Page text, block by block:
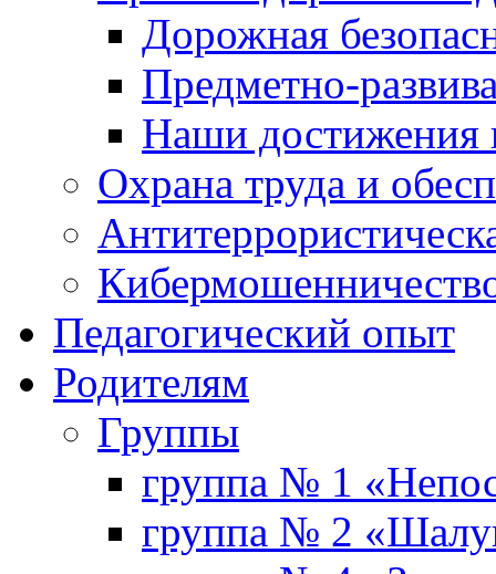
Дорожная
Предметно-
Наши
Охрана труда и
Педагогический опыт
Родителям
Группы
группа № 1
группа № 2